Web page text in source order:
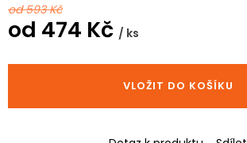
od 593 Kč
od 474 Kč / ks
cena:
VLOŽIT DO KOŠÍKU